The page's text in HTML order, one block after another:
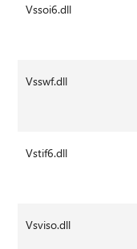
Vssoi6.dll
Vsswf.dll
Vstif6.dll
Vsviso.dll